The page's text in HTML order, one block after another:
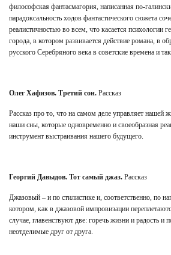
философская фантасмагория, написанная по-
парадоксальность ходов фантастического сюжета
реалистичностью во всем, что касается психологии
города, в котором развивается действие романа, в
русского Серебряного века в советские времена и так
Олег Хафизов. Третий сон. Рассказ
Рассказ про то, что на самом деле управляет нашей
наши сны, которые одновременно и своеобразная
инструмент выстраивания нашего будущего.
Георгий Давыдов. Тот самый джаз. Рассказ
Джазовый – и по стилистике и, соответственно, по
котором, как в джазовой импровизации
случае, главенствуют две: горечь жизни и радость и
неотделимые друг от друга.